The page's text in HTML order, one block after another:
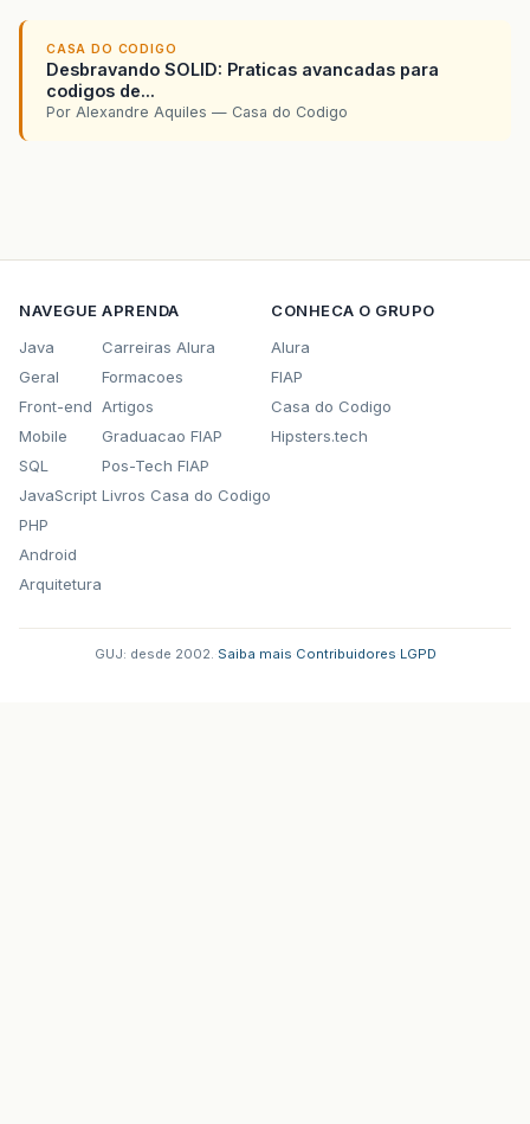
CASA DO CODIGO
Desbravando SOLID: Praticas avancadas para
codigos de...
Por Alexandre Aquiles — Casa do Codigo
NAVEGUE
Java
Geral
Front-end
Mobile
SQL
JavaScript
PHP
Android
Arquitetura
APRENDA
Carreiras Alura
Formacoes
Artigos
Graduacao FIAP
Pos-Tech FIAP
Livros Casa do Codigo
CONHECA O GRUPO
Alura
FIAP
Casa do Codigo
Hipsters.tech
GUJ: desde 2002. Saiba mais Contribuidores LGPD